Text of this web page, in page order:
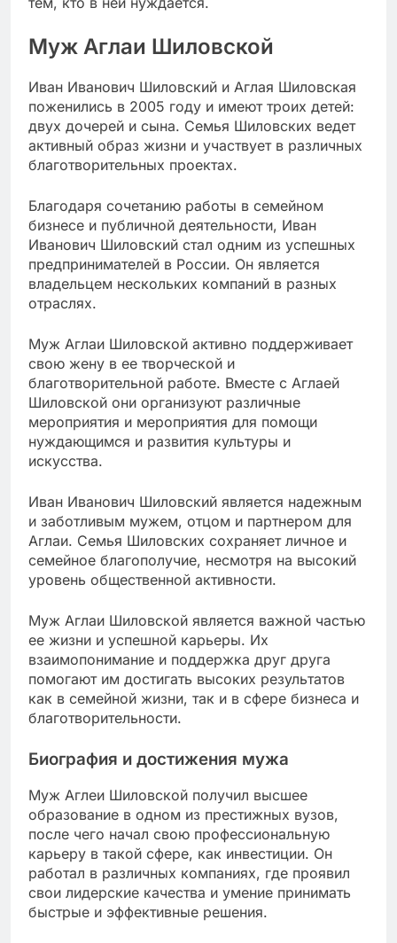
Муж Аглаи Шиловской
Иван Иванович Шиловский и Аглая Шиловская
поженились в 2005 году и имеют троих детей:
двух дочерей и сына. Семья Шиловских ведет
активный образ жизни и участвует в различных
благотворительных проектах.
Благодаря сочетанию работы в семейном
бизнесе и публичной деятельности, Иван
Иванович Шиловский стал одним из успешных
предпринимателей в России. Он является
владельцем нескольких компаний в разных
отраслях.
Муж Аглаи Шиловской активно поддерживает
свою жену в ее творческой и
благотворительной работе. Вместе с Аглаей
Шиловской они организуют различные
мероприятия и мероприятия для помощи
нуждающимся и развития культуры и
искусства.
Иван Иванович Шиловский является надежным
и заботливым мужем, отцом и партнером для
Аглаи. Семья Шиловских сохраняет личное и
семейное благополучие, несмотря на высокий
уровень общественной активности.
Муж Аглаи Шиловской является важной частью
ее жизни и успешной карьеры. Их
взаимопонимание и поддержка друг друга
помогают им достигать высоких результатов
как в семейной жизни, так и в сфере бизнеса и
благотворительности.
Биография и достижения мужа
Муж Аглеи Шиловской получил высшее
образование в одном из престижных вузов,
после чего начал свою профессиональную
карьеру в такой сфере, как инвестиции. Он
работал в различных компаниях, где проявил
свои лидерские качества и умение принимать
быстрые и эффективные решения.